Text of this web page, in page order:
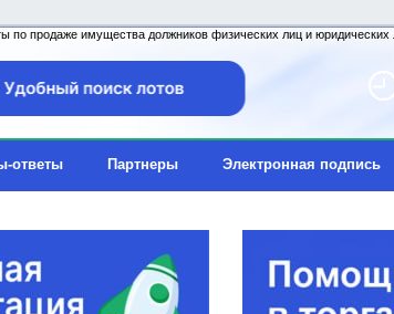
по продаже имущества должников физических лиц и юридических
ответы Партнеры Электронная подпись